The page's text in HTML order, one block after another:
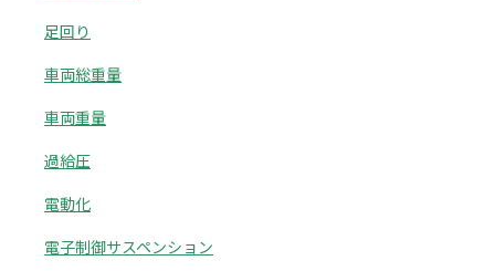
足回り
車両総重量
車両重量
過給圧
電動化
電子制御サスペンション